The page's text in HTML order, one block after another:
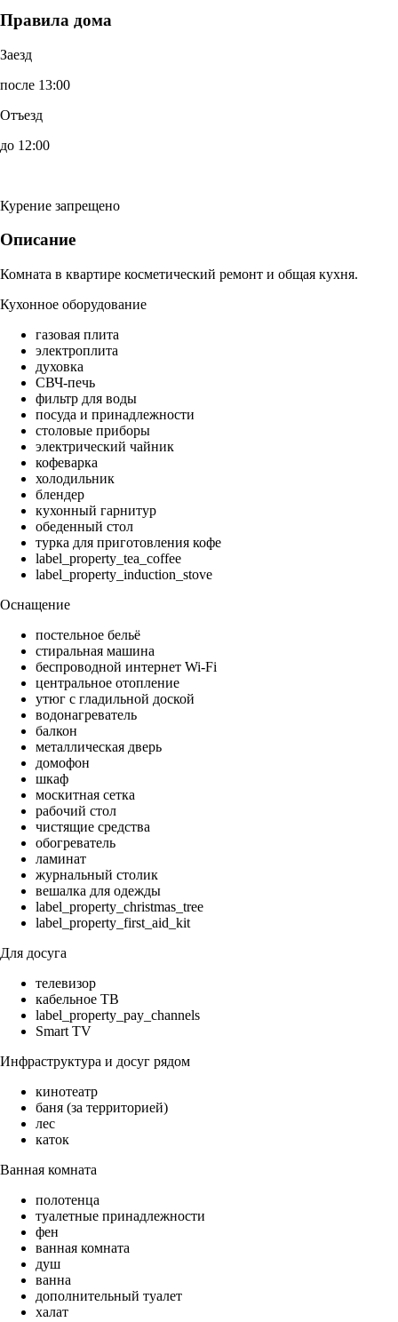
Правила дома
Заезд
после 13:00
Отъезд
до 12:00
Курение запрещено
Описание
Комната в квартире косметический ремонт и общая кухня.
Кухонное оборудование
газовая плита
электроплита
духовка
СВЧ-печь
фильтр для воды
посуда и принадлежности
столовые приборы
электрический чайник
кофеварка
холодильник
блендер
кухонный гарнитур
обеденный стол
турка для приготовления кофе
label_property_tea_coffee
label_property_induction_stove
Оснащение
постельное бельё
стиральная машина
беспроводной интернет Wi-Fi
центральное отопление
утюг с гладильной доской
водонагреватель
балкон
металлическая дверь
домофон
шкаф
москитная сетка
рабочий стол
чистящие средства
обогреватель
ламинат
журнальный столик
вешалка для одежды
label_property_christmas_tree
label_property_first_aid_kit
Для досуга
телевизор
кабельное ТВ
label_property_pay_channels
Smart TV
Инфраструктура и досуг рядом
кинотеатр
баня (за территорией)
лес
каток
Ванная комната
полотенца
туалетные принадлежности
фен
ванная комната
душ
ванна
дополнительный туалет
халат